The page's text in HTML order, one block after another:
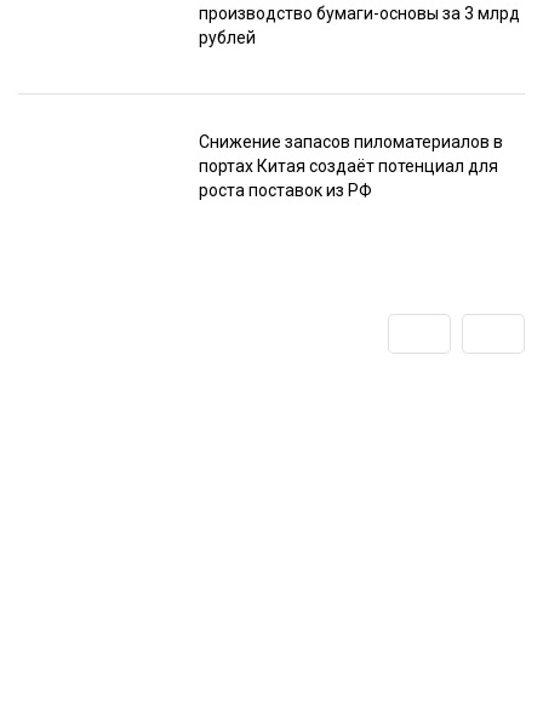
производство бумаги-основы за 3 млрд
рублей
Снижение запасов пиломатериалов в
портах Китая создаёт потенциал для
роста поставок из РФ